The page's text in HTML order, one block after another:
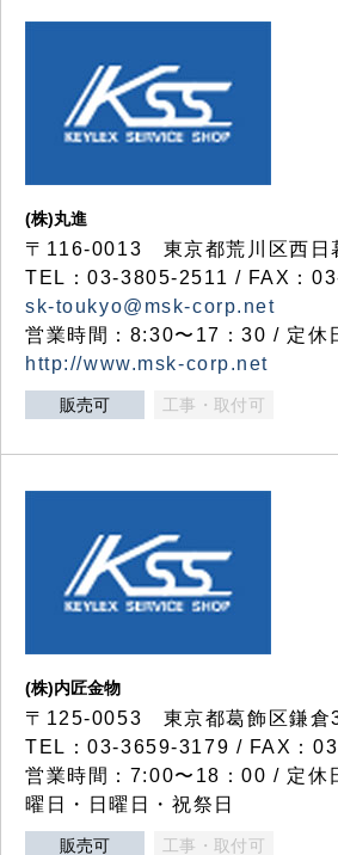
(株)丸進
〒116-0013 東京都荒川区西日
TEL：03-3805-2511 / FAX：
sk-toukyo@msk-corp.net
営業時間：8:30〜17：30 / 定休
http://www.msk-corp.net
販売可 工事・取付可
(株)内匠金物
〒125-0053 東京都葛飾区鎌倉
TEL：03-3659-3179 / FAX：
営業時間：7:00〜18：00 / 定休
曜日・日曜日・祝祭日
販売可 工事・取付可